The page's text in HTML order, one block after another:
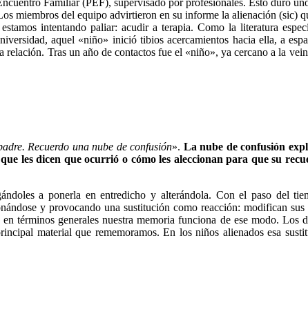
Familiar (PEF), supervisado por profesionales. Esto duró
miembros del equipo advirtieron en su informe la alienación (sic)
intentando paliar: acudir a terapia. Como la literatura
aquel «niño» inició tibios acercamientos hacia ella, a
Tras un año de contactos fue el «niño», ya cercano a la
Recuerdo una nube de confusión». La nube de confusión
les dicen que ocurrió o cómo les aleccionan para que su
a ponerla en entredicho y alterándola. Con el paso del
y provocando una sustitución como reacción: modifican sus
términos generales nuestra memoria funciona de ese modo. Los
material que rememoramos. En los niños alienados esa